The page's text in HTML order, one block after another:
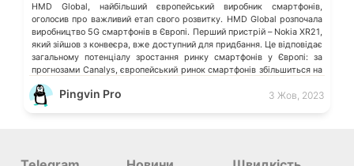
HMD Global, найбільший європейський виробник смартфонів,
оголосив про важливий етап свого розвитку. HMD Global розпочала
виробництво 5G смартфонів в Європі. Перший пристрій – Nokia XR21,
який зійшов з конвеєра, вже доступний для придбання. Це відповідає
загальному потенціалу зростання ринку смартфонів у Європі: за
прогнозами Canalys, європейський ринок смартфонів збільшиться на
7% у 2024 році. 9 […]
Pingvin Pro 3 Жов, 2023